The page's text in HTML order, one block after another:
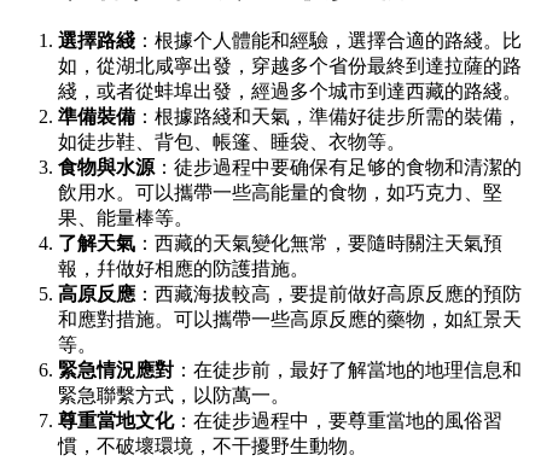
選擇路綫 ：根據个人體能和經驗，選擇合適的路綫。比
如，從湖北咸寧出發，穿越多个省份最終到達拉薩的路
綫，或者從蚌埠出發，經過多个城市到達西藏的路綫。
準備裝備 ：根據路綫和天氣，準備好徒步所需的裝備，
如徒步鞋、背包、帳篷、睡袋、衣物等。
食物與水源：徒步過程中要确保有足够的食物和清潔的
飲用水。可以攜帶一些高能量的食物，如巧克力、堅
果、能量棒等。
了解天氣 ：西藏的天氣變化無常，要隨時關注天氣預
報，幷做好相應的防護措施。
高原反應 ：西藏海拔較高，要提前做好高原反應的預防
和應對措施。可以攜帶一些高原反應的藥物，如紅景天
等。
緊急情況應對 ：在徒步前，最好了解當地的地理信息和
緊急聯繫方式，以防萬一。
尊重當地文化：在徒步過程中，要尊重當地的風俗習
慣，不破壞環境，不干擾野生動物。